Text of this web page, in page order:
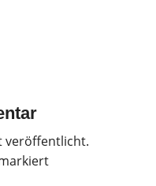
veröffentlicht.